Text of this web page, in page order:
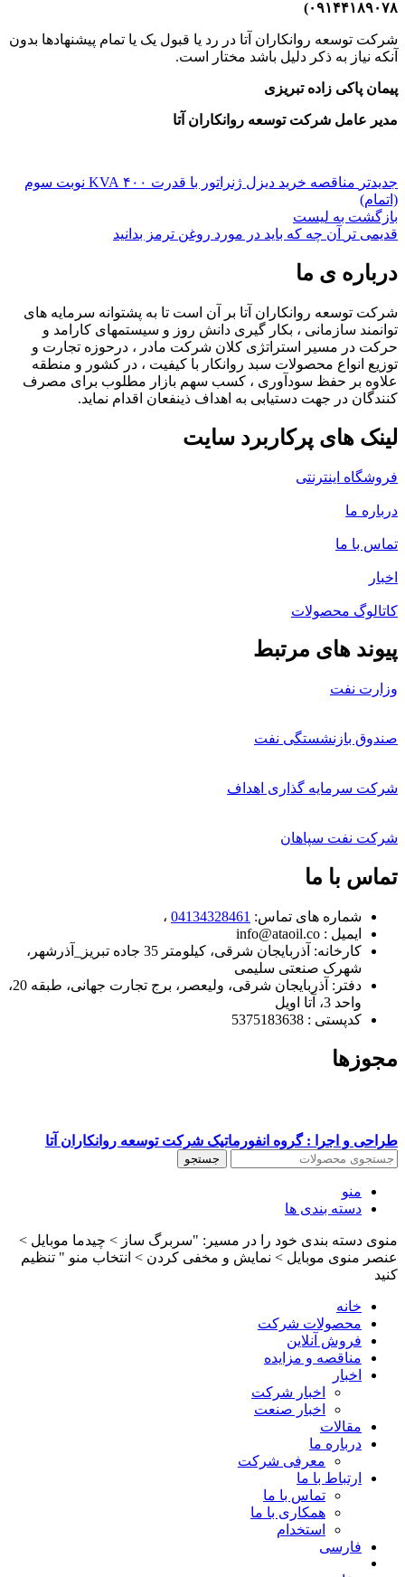
۰۹۱۴۴۱۸۹۰۷۸)
شرکت توسعه روانکاران آتا در رد یا قبول یک یا تمام پیشنهادها بدون
آنکه نیاز به ذکر دلیل باشد مختار است.
پیمان پاکی زاده تبریزی
مدیر عامل شرکت توسعه روانکاران آتا
جدیدتر
مناقصه خرید دیزل ژنراتور با قدرت ۴۰۰ KVA نوبت سوم
(اتمام)
بازگشت به لیست
قدیمی تر
آن چه که باید در مورد روغن ترمز بدانید
درباره ی ما
شرکت توسعه روانکاران آتا بر آن است تا به پشتوانه سرمایه های
توانمند سازمانی ، بکار گیری دانش روز و سیستمهای کارامد و
حرکت در مسیر استراتژی کلان شرکت مادر ، درحوزه تجارت و
توزیع انواع محصولات سبد روانکار با کیفیت ، در کشور و منطقه
علاوه بر حفظ سودآوری ، کسب سهم بازار مطلوب برای مصرف
کنندگان در جهت دستیابی به اهداف ذینفعان اقدام نماید.
لینک های پرکاربرد سایت
فروشگاه اینترنتی
درباره ما
تماس با ما
اخبار
کاتالوگ محصولات
پیوند های مرتبط
وزارت نفت
صندوق بازنشستگی نفت
شرکت سرمایه گذاری اهداف
شرکت نفت سپاهان
تماس با ما
شماره های تماس: 04134328461 ،
ایمیل : info@ataoil.co
کارخانه: آذربایجان شرقی،
کیلومتر 35 جاده تبریز_آذرشهر،
شهرک صنعتی سلیمی
دفتر: آذربایجان شرقی، ولیعصر، برج تجارت جهانی، طبقه 20،
واحد 3، آتا اویل
کدپستی : 5 375183638
مجوزها
طراحی و اجرا : گروه انفورماتیک شرکت توسعه روانکاران آتا
جستجو
منو
دسته بندی ها
منوی دسته بندی خود را در مسیر: "سربرگ ساز > چیدما موبایل >
عنصر منوی موبایل > نمایش و مخفی کردن > انتخاب منو " تنظیم
کنید
خانه
محصولات شرکت
فروش آنلاین
مناقصه و مزایده
اخبار
اخبار شرکت
اخبار صنعت
مقالات
درباره ما
معرفی شرکت
ارتباط با ما
تماس با ما
همکاری با ما
استخدام
فارسی